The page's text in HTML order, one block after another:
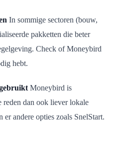
In sommige sectoren (bouw,
pakketten die beter
Check of Moneybird
hebt.
Moneybird is
reden dan ook liever lokale
andere opties zoals SnelStart.